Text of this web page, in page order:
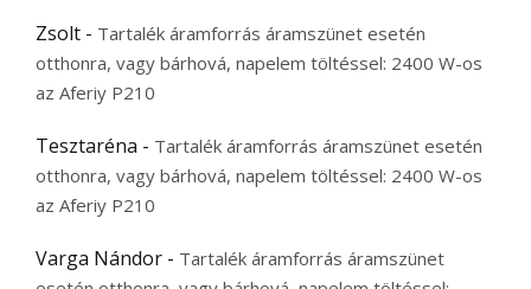
Zsolt - Tartalék áramforrás áramszünet esetén
otthonra, vagy bárhová, napelem töltéssel: 2400 W-os
az Aferiy P210
Tesztaréna - Tartalék áramforrás áramszünet esetén
otthonra, vagy bárhová, napelem töltéssel: 2400 W-os
az Aferiy P210
Varga Nándor - Tartalék áramforrás áramszünet